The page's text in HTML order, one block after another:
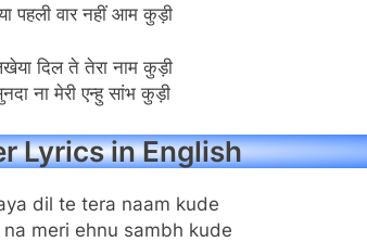
पहली वार नहीं आम कुड़ी
दिल ते तेरा नाम कुड़ी
ना मेरी एन्हु सांभ कुड़ी
Lyrics in English
dil te tera naam kude
meri ehnu sambh kude